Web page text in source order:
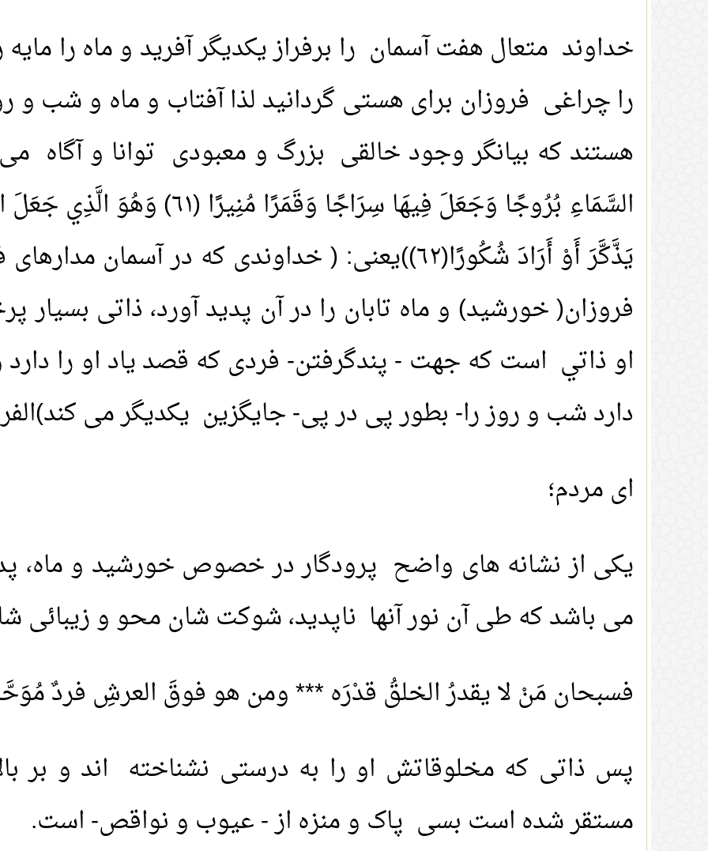
خداوند متعال هفت آسمان را برفراز یکدیگر آفرید و ماه را
را چراغی فروزان برای هستی گردانید لذا آفتاب و ماه و شب و
هستند که بیانگر وجود خالقی بزرگ و معبودی توانا و آگاه
السَّمَاءِ بُرُوجًا وَجَعَلَ فِيهَا سِرَاجًا
يَذَّكَّرَ أَوْ أَرَادَ شُكُورًا(٦٢))يعنى: ( خداوندی که در
او ذاتي است که جهت - پندگرفتن- فردی که قصد یاد او را دارد
دارد شب و روز را- بطور پی در پی- جایگزین یکدیگر می کند)الفرقان/
ای مردم؛
یکی از نشانه های واضح پرودگار در خصوص خورشید و
می باشد که طی آن نور آنها ناپدید، شوکت شان محو و زیبائی
فسبحان مَنْ لا يقدرُ الخلقُ قدْرَه *** ومن هو فوقَ العرشِ فردٌ
پس ذاتی که مخلوقاتش او را به درستی نشناخته اند و بر
مستقر شده است بسی پاک و منزه از - عیوب و نواقص- است.